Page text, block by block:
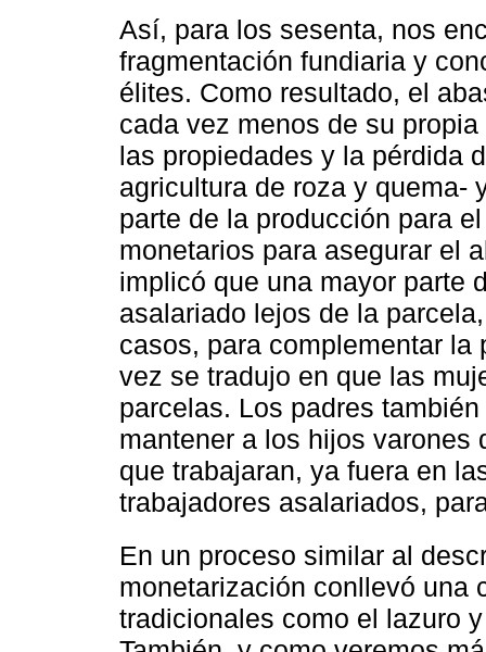
Así, para los sesenta, nos
fragmentación fundiaria y
élites. Como resultado, el
cada vez menos de su
las propiedades y la pérdida
agricultura de roza y quema-
parte de la producción para
monetarios para asegurar el
implicó que una mayor parte
asalariado lejos de la
casos, para complementar
vez se tradujo en que las
parcelas. Los padres
mantener a los hijos varones
que trabajaran, ya fuera en
trabajadores asalariados,
En un proceso similar al
monetarización conllevó una
tradicionales como el lazuro